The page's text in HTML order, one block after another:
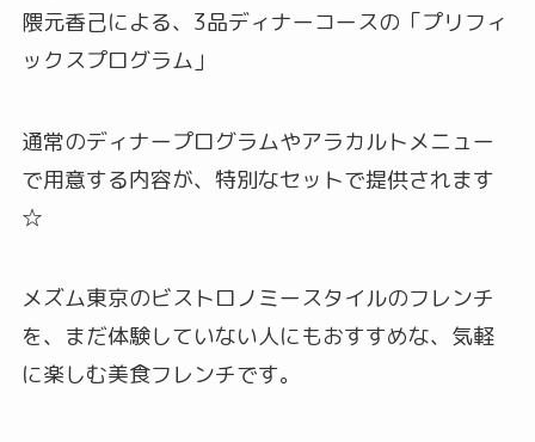
隈元香己による、3品ディナーコースの「プリフィ
ックスプログラム」
通常のディナープログラムやアラカルトメニュー
で用意する内容が、特別なセットで提供されます
☆
メズム東京のビストロノミースタイルのフレンチ
を、まだ体験していない人にもおすすめな、気軽
に楽しむ美食フレンチです。